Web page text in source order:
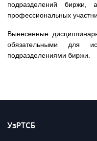
подразделений биржи,
профессиональных
Вынесенные
обязательными для
подразделениями биржи.
УзРТСБ